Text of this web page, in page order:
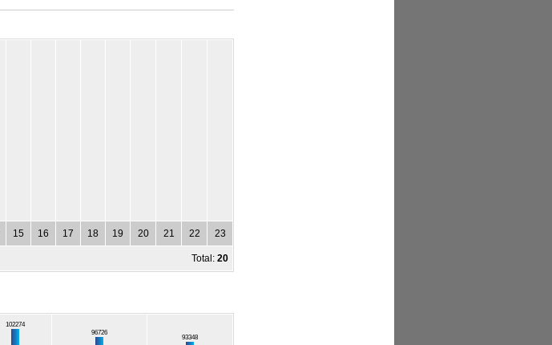
15 16 17 18 19 20 21 22 23
Total: 20
102274
96726
93348